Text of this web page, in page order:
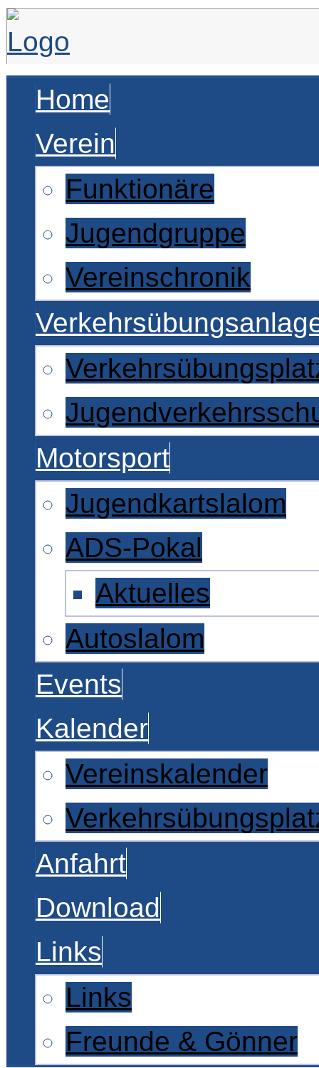
Home
Verein
Funktionäre
Jugendgruppe
Vereinschronik
Motorsport
Jugendkartslalom
ADS-Pokal
Aktuelles
Autoslalom
Events
Kalender
Vereinskalender
Anfahrt
Download
Links
Links
Freunde & Gönner